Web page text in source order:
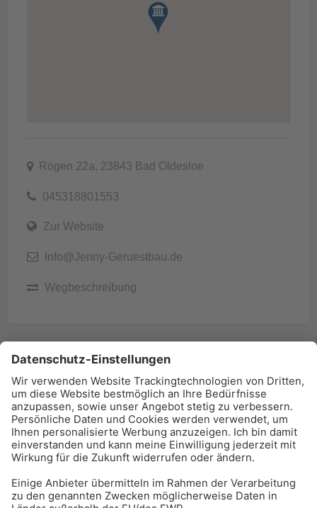
Rögen 22a, 23843 Bad Oldesloe
045318801553
Zur Website
Info@Jenny-Geruestbau.de
Wegbeschreibung
BAU-Index Newsletter
Erhalten Sie regelmäßig Benachrichtigungen zu den